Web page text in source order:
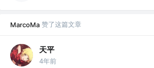
MarcoMa 赞了这篇文章
天平
4年前